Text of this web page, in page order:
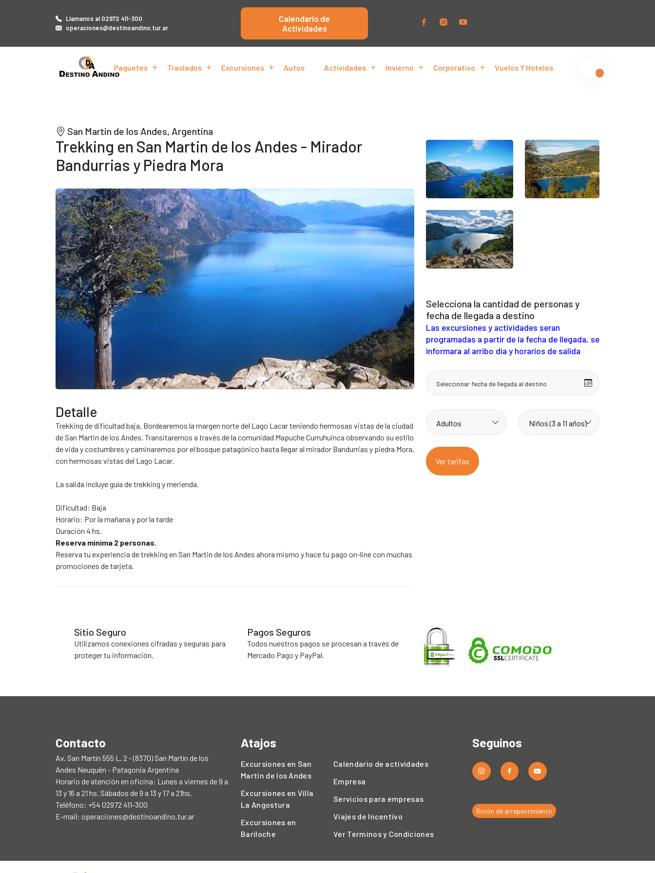
Llamanos al 02972 411-300
operaciones@destinoandino.tur.ar
Calendario de
Actividades
Paquetes Traslados Excursiones Autos Actividades Invierno Corporativo Vuelos Y Hoteles
San Martin de los Andes, Argentina
Trekking en San Martin de los Andes - Mirador
Bandurrias y Piedra Mora
Detalle
Trekking de dificultad baja. Bordearemos la margen norte del Lago Lacar teniendo hermosas vistas de la ciudad
de San Martin de los Andes. Transitaremos a través de la comunidad Mapuche Curruhuinca observando su estilo
de vida y costumbres y caminaremos por el bosque patagónico hasta llegar al mirador Bandurrias y piedra Mora,
con hermosas vistas del Lago Lacar.
La salida incluye guía de trekking y merienda.
Dificultad: Baja
Horario: Por la mañana y por la tarde
Duración 4 hs.
Reserva minima 2 personas.
Reserva tu experiencia de trekking en San Martin de los Andes ahora mismo y hace tu pago on-line con muchas
promociones de tarjeta.
Selecciona la cantidad de personas y
fecha de llegada a destino
Las excursiones y actividades seran
programadas a partir de la fecha de llegada, se
informara al arribo dia y horarios de salida
Ver tarifas
Sitio Seguro
Utilizamos conexiones cifradas y seguras para
proteger tu información.
Pagos Seguros
Todos nuestros pagos se procesan a través de
Mercado Pago y PayPal.
Contacto
Av. San Martín 555 L. 2 - (8370) San Martín de los
Andes Neuquén - Patagonia Argentina
Horario de atención en oficina: Lunes a viernes de 9 a
13 y 16 a 21 hs. Sábados de 9 a 13 y 17 a 21hs.
Teléfono: +54 02972 411-300
E-mail: operaciones@destinoandino.tur.ar
Atajos
Excursiones en San
Martin de los Andes
Excursiones en Villa
La Angostura
Excursiones en
Bariloche
Calendario de actividades
Empresa
Servicios para empresas
Viajes de Incentivo
Ver Términos y Condiciones
Seguinos
Botón de arrepentimiento